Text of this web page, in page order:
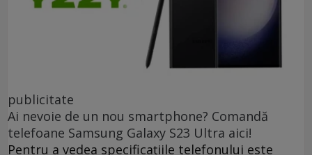
publicitate
Ai nevoie de un nou smartphone? Comandă
telefoane Samsung Galaxy S23 Ultra aici!
Pentru a vedea specificațiile telefonului este